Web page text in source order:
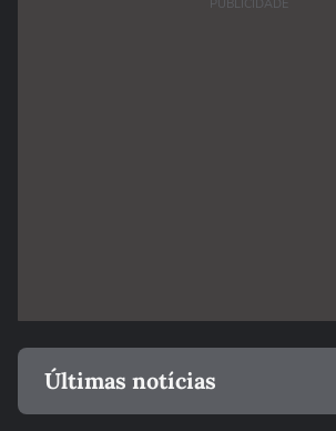
PUBLICIDADE
Últimas notícias